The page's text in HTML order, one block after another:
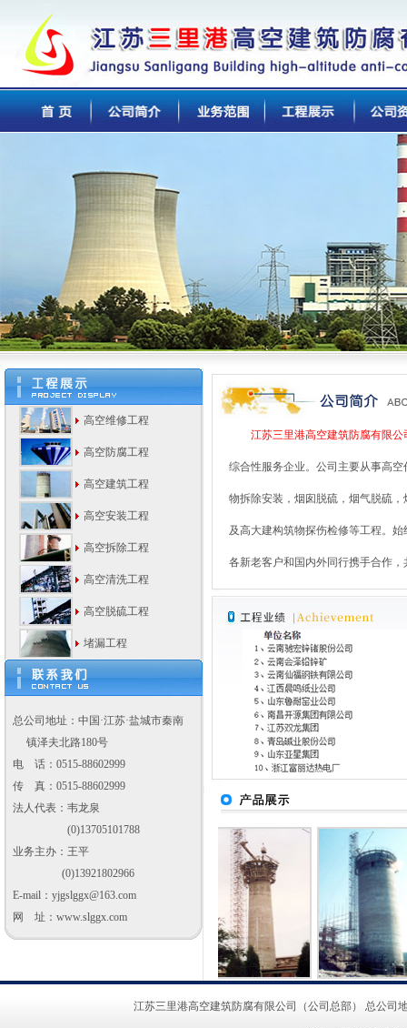
高空维修工程
高空防腐工程
高空建筑工程
高空安装工程
高空拆除工程
高空清洗工程
高空脱硫工程
堵漏工程
总公司地址：中国·江苏·盐城市秦南
镇泽夫北路180号
电 话：0515-88602999
传 真：0515-88602999
法人代表：韦龙泉
(0)13705101788
业务主办：王平
(0)13921802966
E-mail： yjgslggx@163.com
网 址：www.slggx.com
江苏三里港高空建筑防腐有限公
综合性服务企业。公司主要从事高
物拆除安装，烟囱脱硫，烟气脱硫
及高大建构筑物探伤检修等工程。
各新老客户和国内外同行
江苏三里港高空建筑防腐有限公司（公司总部） 总公司